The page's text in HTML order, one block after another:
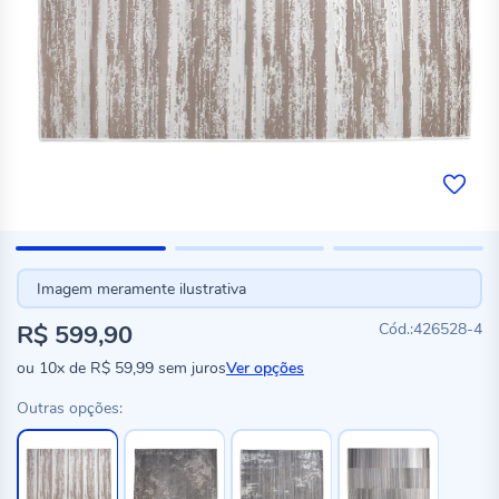
Imagem meramente ilustrativa
426528-4
R$ 599,90
ou 10x de R$ 59,99 sem jurosVer opções
Outras opções: